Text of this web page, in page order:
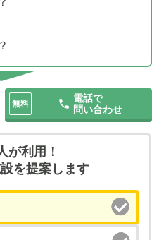
無料
電話で
問い合わせ
が利用！
を提案します